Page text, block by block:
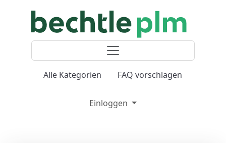
Alle Kategorien FAQ vorschlagen
Einloggen